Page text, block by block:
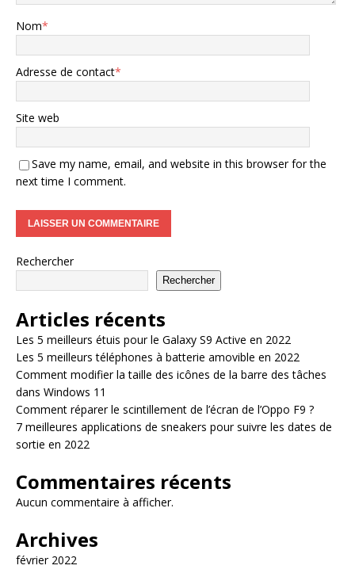
Nom*
Adresse de contact*
Site web
Save my name, email, and website in this browser for the
next time I comment.
Rechercher
Rechercher
Articles récents
Les 5 meilleurs étuis pour le Galaxy S9 Active en 2022
Les 5 meilleurs téléphones à batterie amovible en 2022
Comment modifier la taille des icônes de la barre des tâches
dans Windows 11
Comment réparer le scintillement de l’écran de l’Oppo F9 ?
7 meilleures applications de sneakers pour suivre les dates de
sortie en 2022
Commentaires récents
Aucun commentaire à afficher.
Archives
février 2022